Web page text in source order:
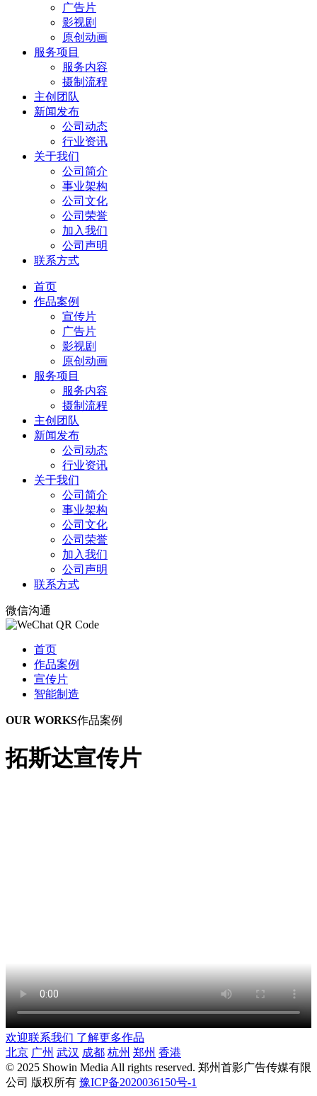
广告片
影视剧
原创动画
服务项目
服务内容
摄制流程
主创团队
新闻发布
公司动态
行业资讯
关于我们
公司简介
事业架构
公司文化
公司荣誉
加入我们
公司声明
联系方式
首页
作品案例
宣传片
广告片
影视剧
原创动画
服务项目
服务内容
摄制流程
主创团队
新闻发布
公司动态
行业资讯
关于我们
公司简介
事业架构
公司文化
公司荣誉
加入我们
公司声明
联系方式
微信沟通
首页
作品案例
宣传片
智能制造
OUR WORKS作品案例
拓斯达宣传片
欢迎联系我们 了解更多作品
北京 广州 武汉 成都 杭州 郑州 香港
© 2025 Showin Media All rights reserved. 郑州首影广告传媒有限
公司 版权所有 豫ICP备2020036150号-1